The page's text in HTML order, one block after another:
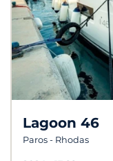
Lagoon 46
Paros - Rhodas